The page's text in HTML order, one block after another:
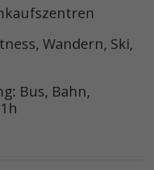
Wandern, Ski,
Bus, Bahn,